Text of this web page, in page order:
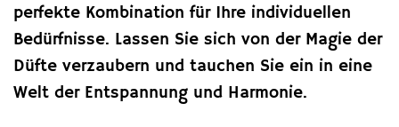
perfekte Kombination für Ihre individuellen
Bedürfnisse. Lassen Sie sich von der Magie der
Düfte verzaubern und tauchen Sie ein in eine
Welt der Entspannung und Harmonie.